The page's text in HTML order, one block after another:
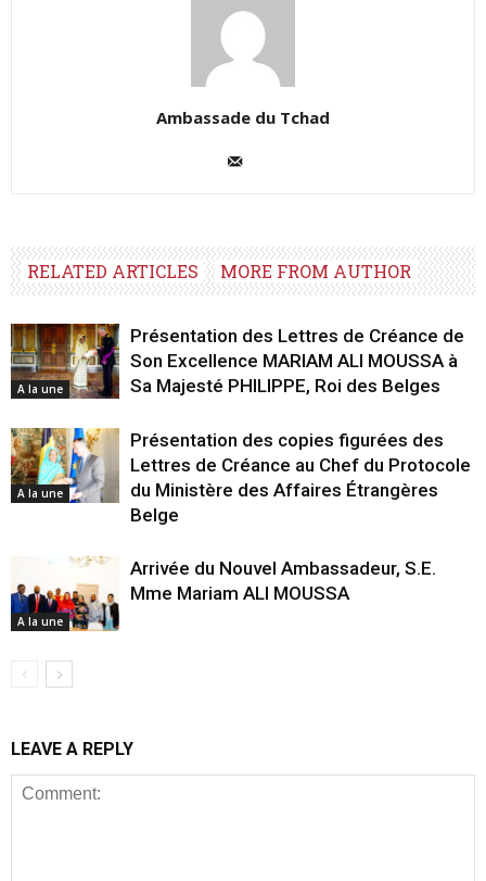
Ambassade du Tchad
RELATED ARTICLES MORE FROM AUTHOR
A la une
Présentation des Lettres de Créance de
Son Excellence MARIAM ALI MOUSSA à
Sa Majesté PHILIPPE, Roi des Belges
A la une
Présentation des copies figurées des
Lettres de Créance au Chef du Protocole
du Ministère des Affaires Étrangères
Belge
A la une
Arrivée du Nouvel Ambassadeur, S.E.
Mme Mariam ALI MOUSSA
LEAVE A REPLY